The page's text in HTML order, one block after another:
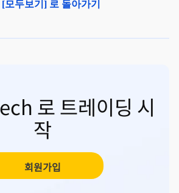
[모두보기] 로 돌아가기
로 트레이딩 시
작
회원가입